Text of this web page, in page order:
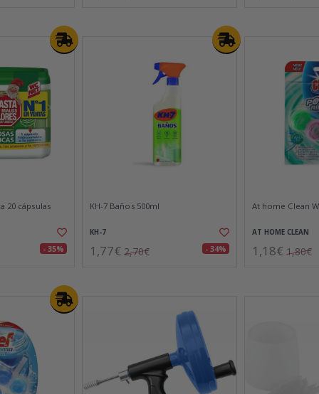
20 cápsulas
- 35%
KH-7 Baños 500ml
KH-7
1,77€ 2,70€ - 34%
At home Clean
AT HOME CLEAN
1,18€ 1,80€